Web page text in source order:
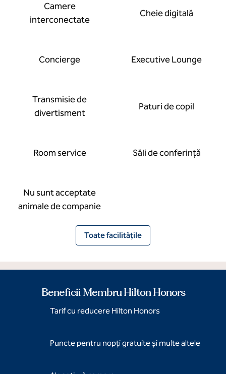
Camere
interconectate
Cheie digitală
Concierge Executive Lounge
Transmisie de
divertisment
Paturi de copil
Room service Săli de conferință
Nu sunt acceptate
animale de companie
Toate facilitățile
Beneficii Membru Hilton Honors
Tarif cu reducere Hilton Honors
Puncte pentru nopți gratuite și multe altele